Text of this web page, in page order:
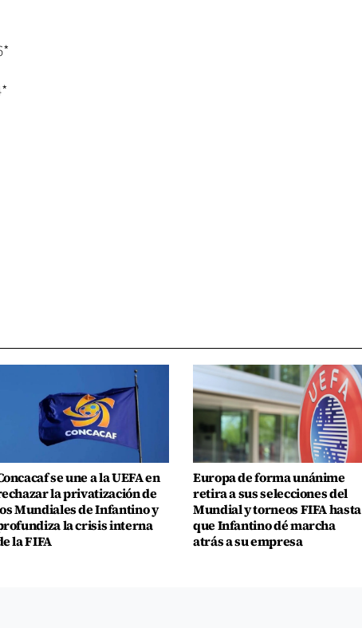
se une a la UEFA en
la privatización de
Mundiales de Infantino y
la crisis interna
la FIFA
Europa de forma unánime
retira a sus selecciones del
Mundial y torneos FIFA hasta
que Infantino dé marcha
atrás a su empresa